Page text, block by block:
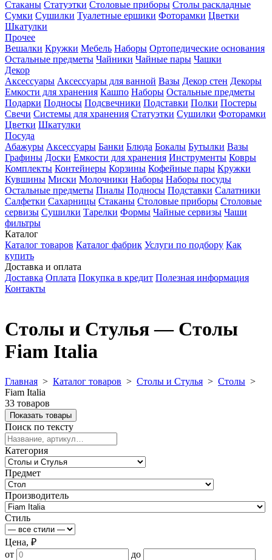
Стаканы Статуэтки Столовые приборы Столы раскладные
Сумки Сушилки Туалетные ершики Фоторамки Цветки
Шкатулки
Прочее
Вешалки Кружки Мебель Наборы Ортопедические основания
Остальные предметы Чайники Чайные пары Чашки
Декор
Аксессуары Аксессуары для ванной Вазы Декор стен Декоры
Емкости для хранения Кашпо Наборы Остальные предметы
Подарки Подносы Подсвечники Подставки Полки Постеры
Свечи Системы для хранения Статуэтки Сушилки Фоторамки
Цветки Шкатулки
Посуда
Абажуры Аксессуары Банки Блюда Бокалы Бутылки Вазы
Графины Доски Емкости для хранения Инструменты Ковры
Комплекты Контейнеры Корзины Кофейные пары Кружки
Кувшины Миски Молочники Наборы Наборы посуды
Остальные предметы Пиалы Подносы Подставки Салатники
Салфетки Сахарницы Стаканы Столовые приборы Столовые
сервизы Сушилки Тарелки Формы Чайные сервизы Чаши
фильтры
Каталог
Каталог товаров Каталог фабрик Услуги по подбору Как
купить
Доставка и оплата
Доставка Оплата Покупка в кредит Полезная информация
Контакты
Столы и Стулья — Столы
Fiam Italia
Главная > Каталог товаров > Столы и Стулья > Столы >
Fiam Italia
33 товаров
Показать товары
Поиск по тексту
Категория
Предмет
Производитель
Стиль
Цена, ₽
от
до